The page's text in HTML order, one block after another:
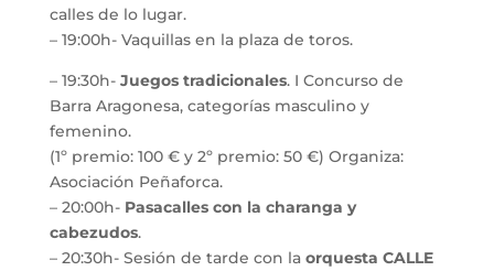
calles de lo lugar.
– 19:00h- Vaquillas en la plaza de toros.
– 19:30h- Juegos tradicionales. I Concurso de
Barra Aragonesa, categorías masculino y
femenino.
(1º premio: 100 € y 2º premio: 50 €) Organiza:
Asociación Peñaforca.
– 20:00h- Pasacalles con la charanga y
cabezudos.
– 20:30h- Sesión de tarde con la orquesta CALLE